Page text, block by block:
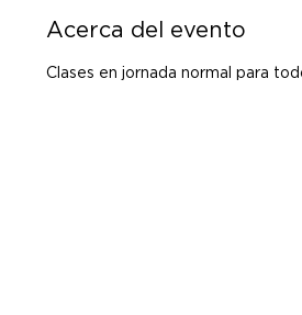
Acerca del evento
Clases en jornada normal para